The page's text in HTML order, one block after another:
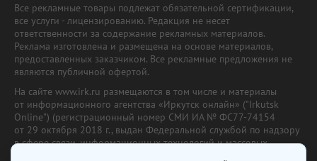
Все рекламные товары подлежат обязательной сертификации,
все услуги - лицензированию. Редакция не несет
ответственности за содержание рекламных материалов.
Реклама изготовлена и размещена на основе материалов,
предоставленных заказчиком. Все рекламные предложения не
являются публичной офертой.
На сайте www.irk.ru размещаются в том числе и материалы
от информационного агентства «Иркутск онлайн» ("Irkutsk
Online") (регистрационный номер СМИ ИА № ФС77-74154
от 29 октября 2018 г., выдан Федеральной службой по надзору
в сфере связи, информационных технологий и массовых